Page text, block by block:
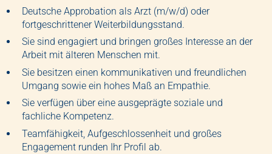
Deutsche Approbation als Arzt (m/w/d) oder
fortgeschrittener Weiterbildungsstand.
Sie sind engagiert und bringen großes Interesse an der
Arbeit mit älteren Menschen mit.
Sie besitzen einen kommunikativen und freundlichen
Umgang sowie ein hohes Maß an Empathie.
Sie verfügen über eine ausgeprägte soziale und
fachliche Kompetenz.
Teamfähigkeit, Aufgeschlossenheit und großes
Engagement runden Ihr Profil ab.